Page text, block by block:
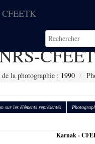
CFEETK
de la photographie : 1990
sur les éléments représentés